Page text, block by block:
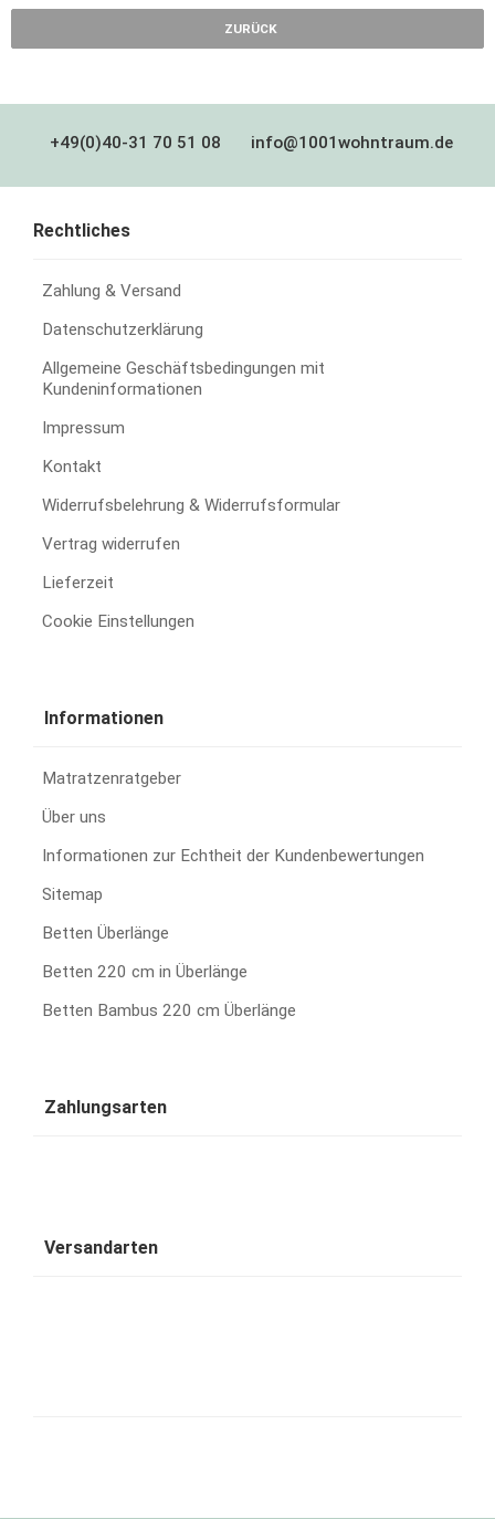
ZURÜCK
+49(0)40-31 70 51 08 info@1001wohntraum.de
Rechtliches
Zahlung & Versand
Datenschutzerklärung
Allgemeine Geschäftsbedingungen mit
Kundeninformationen
Impressum
Kontakt
Widerrufsbelehrung & Widerrufsformular
Vertrag widerrufen
Lieferzeit
Cookie Einstellungen
Informationen
Matratzenratgeber
Über uns
Informationen zur Echtheit der Kundenbewertungen
Sitemap
Betten Überlänge
Betten 220 cm in Überlänge
Betten Bambus 220 cm Überlänge
Zahlungsarten
Versandarten